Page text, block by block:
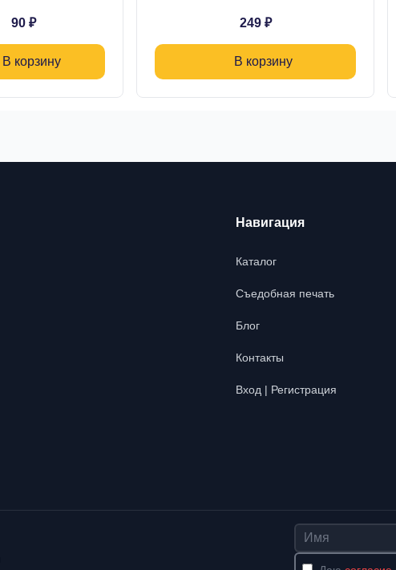
90 ₽
В корзину
249 ₽
В корзину
Навигация
Каталог
Съедобная печать
Блог
Контакты
Вход | Регистрация
Имя